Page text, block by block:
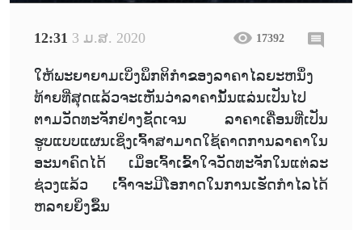
12:31 3 ມ.ສ. 2020 17392
ໃຫ້ພະຍາຍາມເບິ່ງພຶກຕິກຳຂອງລາຄາໄລຍະຫນຶ່ງ
ທ້າຍທີ່ສຸດແລ້ວຈະເຫັນວ່າລາຄານັ້ນແລ່ນເປັນໄປ
ຕາມວັດທະຈັກຢ່າງຊັດເຈນ ລາຄາເຄື່ອນທີ່ເປັນ
ຮູບແບບແຜນເຊິ່ງເຈົ້າສາມາດໃຊ້ຄາດການລາຄາໃນ
ອະນາຄົດໄດ້ ເມຶ່ອເຈົ້າເຂົ້າໃຈວັດທະຈັກໃນແຕ່ລະ
ຊ່ວງແລ້ວ ເຈົ້າຈະມີໂອກາດໃນການເຮັດກຳໄລໄດ້
ຫລາຍຍິ່ງຂຶ້ນ